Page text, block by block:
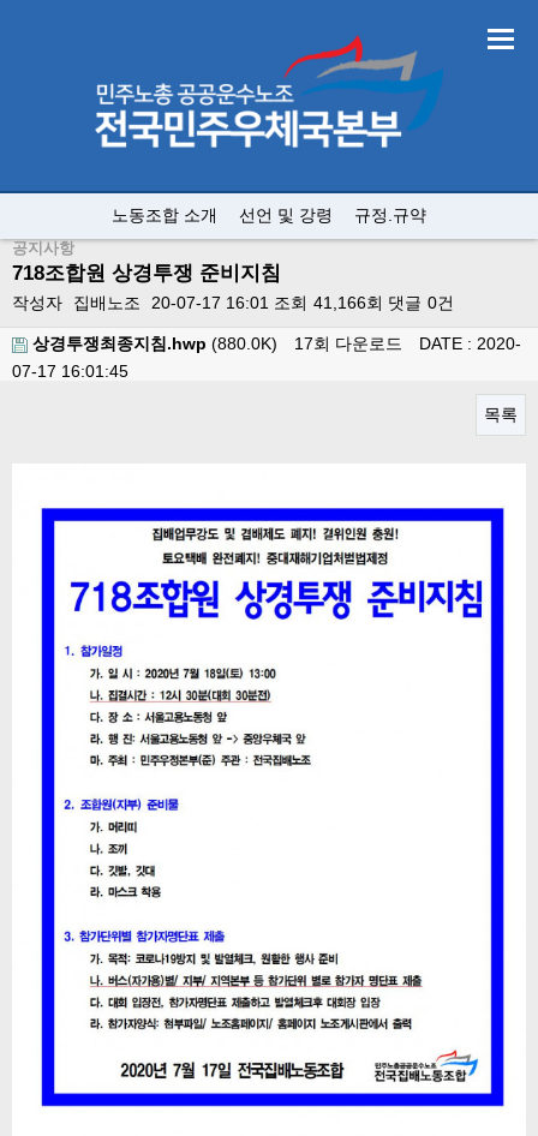
노동조합 소개 선언 및 강령 규정.규약
공지사항
718조합원 상경투쟁 준비지침
작성자 집배노조 20-07-17 16:01 조회 41,166회 댓글 0건
상경투쟁최종지침.hwp (880.0K) 17회 다운로드
DATE : 2020-
07-17 16:01:45
목록